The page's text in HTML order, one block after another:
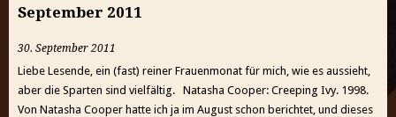
September 2011
30. September 2011
Liebe Lesende, ein (fast) reiner Frauenmonat für mich, wie es aussieht,
aber die Sparten sind vielfältig. Natasha Cooper: Creeping Ivy. 1998.
Von Natasha Cooper hatte ich ja im August schon berichtet, und dieses